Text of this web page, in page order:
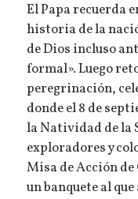
El Papa recuerda
historia de la
de Dios incluso
formal». Luego
peregrinación,
donde el 8 de
la Natividad de la
exploradores y
Misa de Acción de
un banquete al